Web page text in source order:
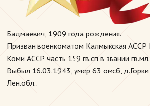
Бадмаевич, 1909 года рождения.
Призван военкоматом Калмыкская АССР
Коми АССР часть 159 гв.сп в звании
Выбыл 16.03.1943, умер 63 омсб, д.Горки
Лен.обл..